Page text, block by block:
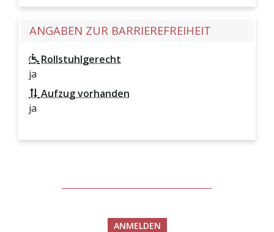
ANGABEN ZUR BARRIEREFREIHEIT
Rollstuhlgerecht
ja
Aufzug vorhanden
ja
ANMELDEN